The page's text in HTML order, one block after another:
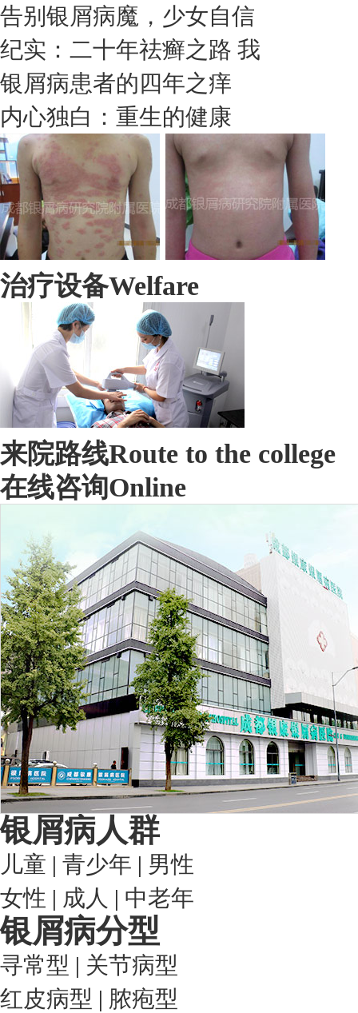
告别银屑病魔，少女自信
纪实：二十年祛癣之路 我
银屑病患者的四年之痒
内心独白：重生的健康
治疗设备Welfare
来院路线Route to the college
在线咨询Online
银屑病人群
儿童 | 青少年 | 男性
女性 | 成人 | 中老年
银屑病分型
寻常型 | 关节病型
红皮病型 | 脓疱型